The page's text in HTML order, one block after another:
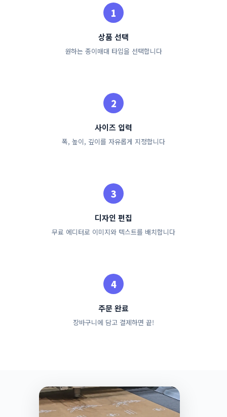
상품 선택
원하는 종이매대 타입을 선택합니다
사이즈 입력
폭, 높이, 깊이를 자유롭게 지정합니다
디자인 편집
무료 에디터로 이미지와 텍스트를 배치합니다
주문 완료
장바구니에 담고 결제하면 끝!